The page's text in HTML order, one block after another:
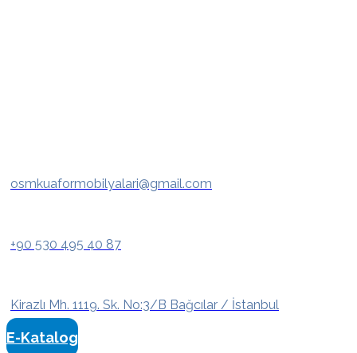
osmkuaformobilyalari@gmail.com
+90 530 495 40 87
Kirazlı Mh. 1119. Sk. No:3/B Bağcılar / İstanbul
E-Katalog